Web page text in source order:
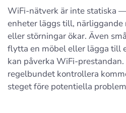
WiFi-nätverk är inte statiska
enheter läggs till,
eller störningar ökar. Även
flytta en möbel eller lägga till
kan påverka WiFi-
regelbundet kontrollera
steget före potentiella